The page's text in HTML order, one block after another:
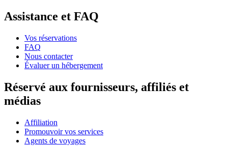
Assistance et FAQ
Vos réservations
FAQ
Nous contacter
Évaluer un hébergement
Réservé aux fournisseurs, affiliés et
médias
Affiliation
Promouvoir vos services
Agents de voyages